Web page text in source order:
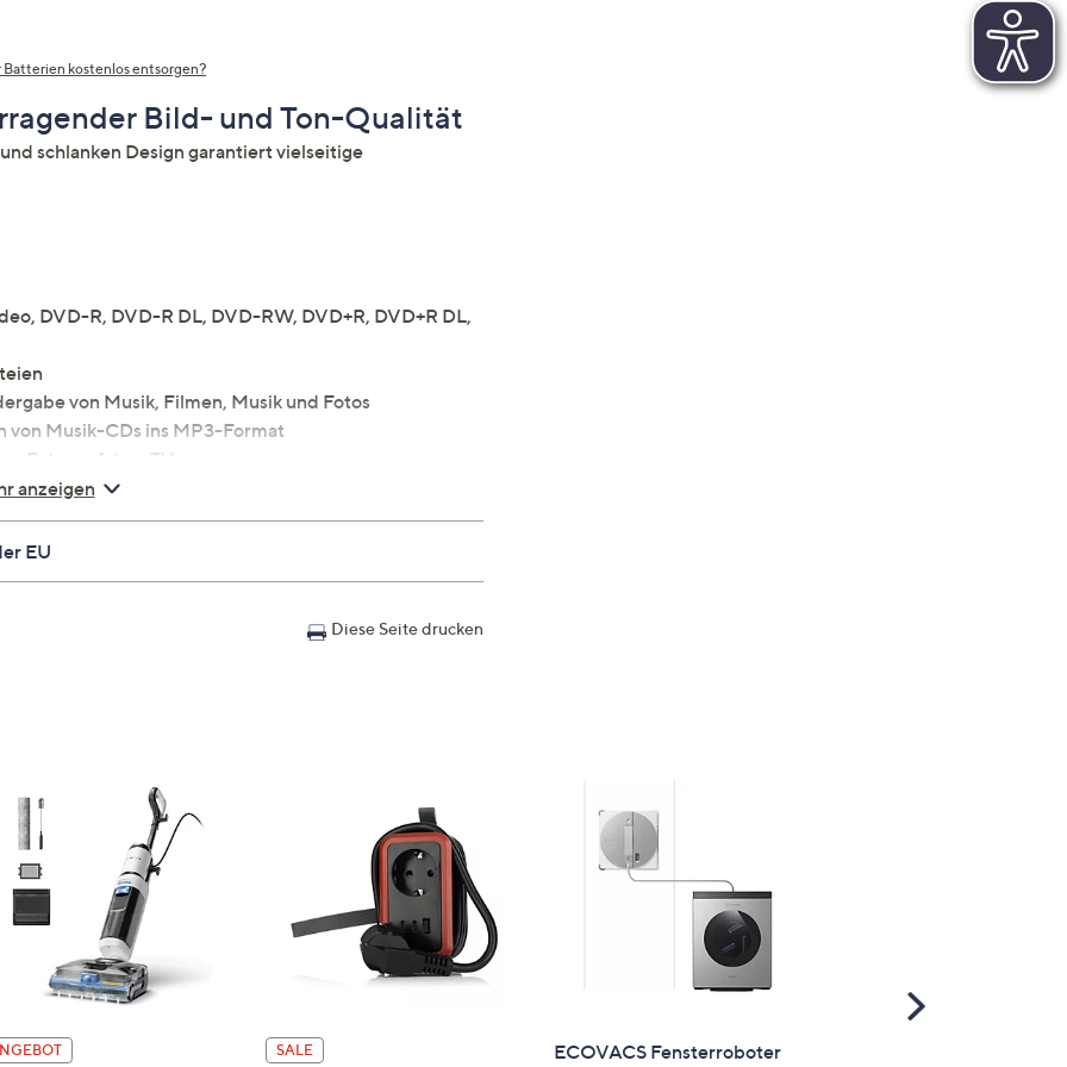
kostenlos entsorgen?
Bild- und Ton-Qualität
schlanken Design garantiert vielseitige
DVD-R, DVD-R DL, DVD-RW, DVD+R, DVD+R DL,
von Musik, Filmen, Musik und Fotos
Musik-CDs ins MP3-Format
Fotos auf dem TV
Einschalten an der letzten Stelle fort
Ausgang, analogen 2-Kanal-Audio-Ausgang
anzeigen
EU
Diese Seite drucken
SALE
ECOVACS Fensterroboter
Scroll